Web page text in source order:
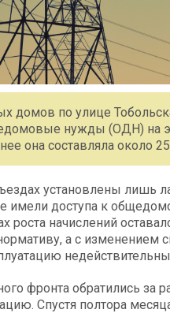
домов по улице
нужды (ОДН) на
она составляла около
установлены лишь
имели доступа к
роста начислений
а с изменением
фронта обратились
Спустя полтора